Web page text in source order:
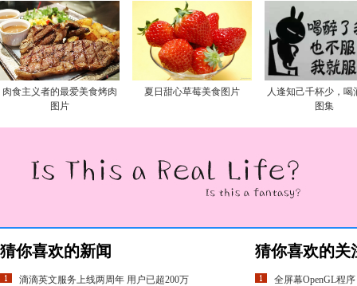
肉食主义者的最爱美食烤肉
图片
夏日甜心草莓美食图片
人逢知己千杯少，喝
图集
猜你喜欢的新闻
滴滴英文服务上线两周年 用户已超200万
猜你喜欢的关
全屏幕OpenGL程序